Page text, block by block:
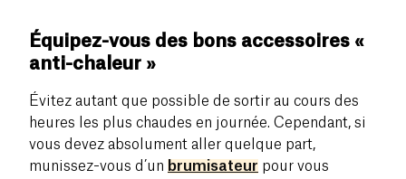
Équipez-vous des bons accessoires «
anti-chaleur »
Évitez autant que possible de sortir au cours des
heures les plus chaudes en journée. Cependant, si
vous devez absolument aller quelque part,
munissez-vous d’un brumisateur pour vous